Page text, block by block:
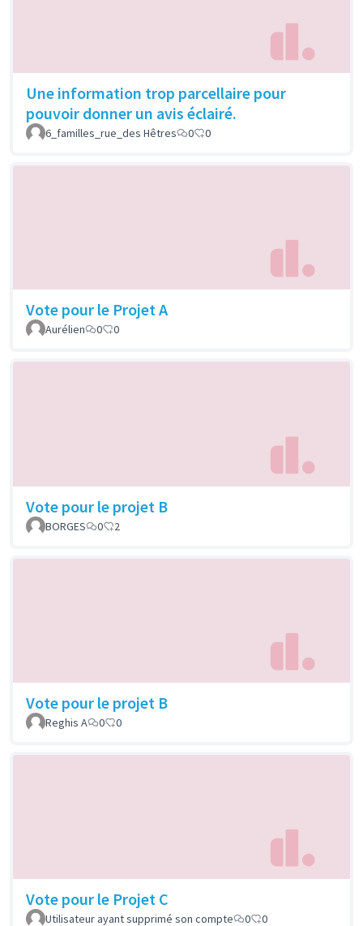
Une information trop parcellaire pour
pouvoir donner un avis éclairé.
6_familles_rue_des Hêtres 0 0
Vote pour le Projet A
Aurélien 0 0
Vote pour le projet B
BORGES 0 2
Vote pour le projet B
Reghis A 0 0
Vote pour le Projet C
Utilisateur ayant supprimé son compte 0 0